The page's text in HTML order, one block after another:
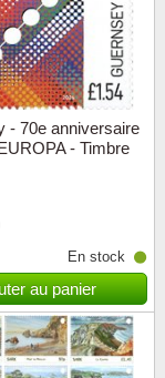
- 70e anniversaire
- Timbre
En stock
au panier